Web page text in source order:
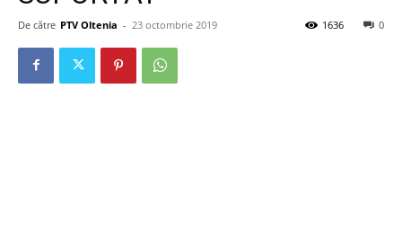
De către PTV Oltenia - 23 octombrie 2019 0
1636